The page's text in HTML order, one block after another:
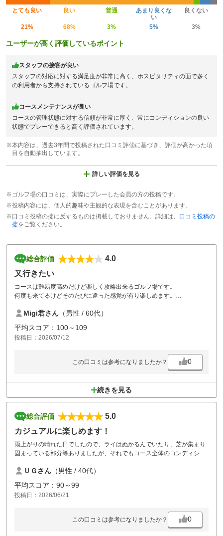
とても良い 良い 普通
あまり良くな
い
良くない
21% 68% 3% 5% 3%
ユーザーが高く評価しているポイント
スタッフの接客が良い
スタッフの対応に対する満足度が非常に高く、ホスピタリティの面で多く
の利用者から支持されているゴルフ場です。
コースメンテナンスが良い
コースの管理状態に対する信頼が非常に厚く、常にコンディションの良い
状態でプレーできると高く評価されています。
※本内容は、過去3年間で投稿された口コミ評価に基づき、評価が高かった項
目を自動抽出しています。
詳しい評価を見る
※ゴルフ場の口コミは、実際にプレーした会員の方の投稿です。
※投稿内容には、個人的趣味や主観的な表現を含むことがあります。
※口コミ投稿の掟に反するものは掲載しておりません。詳細は、 口コミ投稿の
掟をご覧ください。
総合評価
4.0
又行きたい
コースは難易度高めだけど楽しく攻略出来るゴルフ場です。
何度も来てるけどそのたびに違った感覚が有り楽しめます。
Migi君さん （男性 / 60代）
平均スコア：100～109
投稿日：2026/07/12
この口コミは参考になりましたか？ 0
続きを見る
総合評価
5.0
カジュアルに楽しめます！
雨上がりの晴れた日でしたので、ライはぬかるんでいたり、芝が集まり
固まっている部分等ありましたが、それでもコース全体のコンディショ
また行きたいと思います。
ＵＧさん （男性 / 40代）
平均スコア：90～99
投稿日：2026/06/21
この口コミは参考になりましたか？ 0